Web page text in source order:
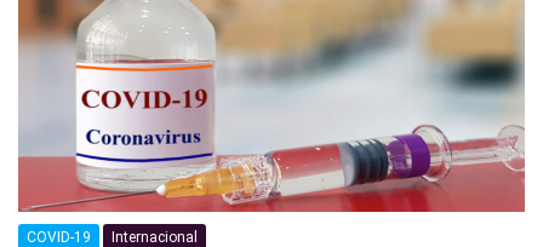
COVID-19 Internacional